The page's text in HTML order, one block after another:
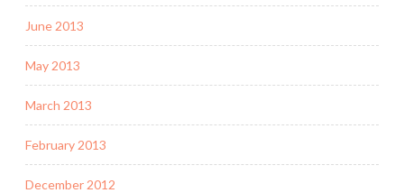
June 2013
May 2013
March 2013
February 2013
December 2012